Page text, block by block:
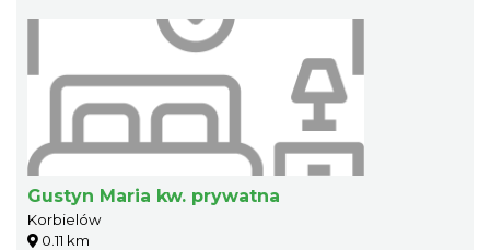
Gustyn Maria kw. prywatna
Korbielów
0.11 km